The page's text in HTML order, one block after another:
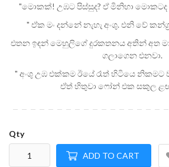
"මොකක්! උඹට පිස්සුද? ඒ මිනිහා මොකටද
" ඒක මං දන්නේ නැහැ අංශු. එනි වේ
එතන ඉඳන් මෙහුලිගේ දුරකතනය අතින් අත
ගලාගෙන එනවා.
" අංශු උඹ එක්කම ඊයේ රෑත් හිටියෙ නිකමට
ඒත් හිතුවා ෆෝන් එක සකුල ළඟ
Qty
ADD TO CART